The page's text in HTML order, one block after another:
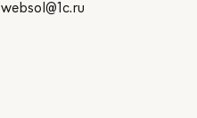
websol@1c.ru